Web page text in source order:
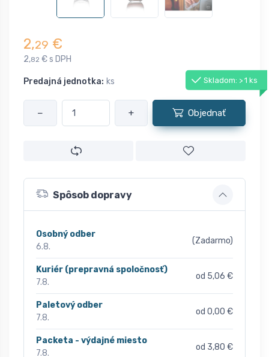
2,29 €
2,82 € s DPH
Predajná jednotka: ks Skladom: > 1 ks
− + Objednať
Spôsob dopravy
Osobný odber
6.8.
(Zadarmo)
Kuriér (prepravná spoločnosť)
7.8.
od 5,06 €
Paletový odber
7.8.
od 0,00 €
Packeta - výdajné miesto
7.8.
od 3,80 €